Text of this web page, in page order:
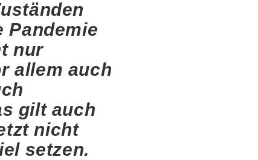
Pandemie
nur
allem auch
gilt auch
nicht
setzen.